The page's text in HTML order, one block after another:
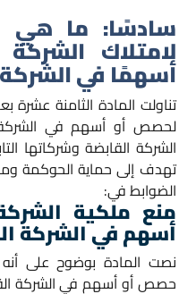
سادسًا: ما هي
لامتلاك
أسهمًا في
تناولت المادة الثامنة عشرة
لحصص أو أسهم في الشركة
الشركة القابضة وشركاتها
تهدف إلى حماية الحوكمة
الضوابط في:
منع ملكية
أسهم في الشركة
نصت المادة بوضوح على أنه
حصص أو أسهم في الشركة